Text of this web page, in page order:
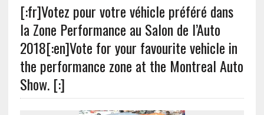
[:fr]Votez pour votre véhicle préféré dans
la Zone Performance au Salon de l’Auto
2018[:en]Vote for your favourite vehicle in
the performance zone at the Montreal Auto
Show. [:]